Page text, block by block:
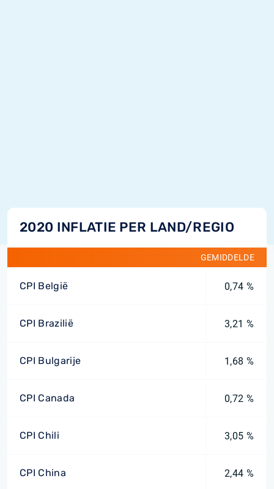
2020 INFLATIE PER LAND/REGIO
GEMIDDELDE
CPI België 0,74 %
CPI Brazilië 3,21 %
CPI Bulgarije 1,68 %
CPI Canada 0,72 %
CPI Chili 3,05 %
CPI China 2,44 %